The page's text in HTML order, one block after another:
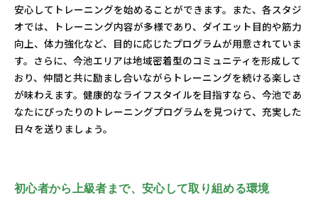
安心してトレーニングを始めることができます。また、各スタジ
オでは、トレーニング内容が多様であり、ダイエット目的や筋力
向上、体力強化など、目的に応じたプログラムが用意されていま
す。さらに、今池エリアは地域密着型のコミュニティを形成して
おり、仲間と共に励まし合いながらトレーニングを続ける楽しさ
が味わえます。健康的なライフスタイルを目指すなら、今池であ
なたにぴったりのトレーニングプログラムを見つけて、充実した
日々を送りましょう。
初心者から上級者まで、安心して取り組める環境